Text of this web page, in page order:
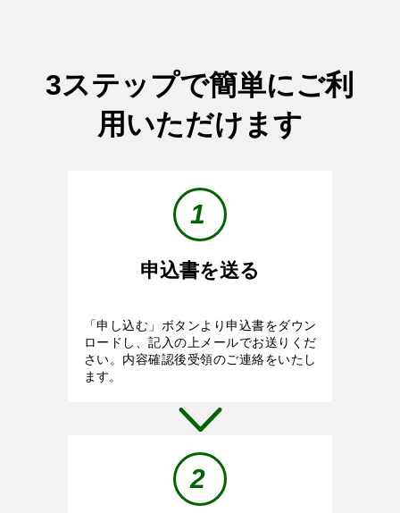
3ステップで簡単にご利
用いただけます
1
申込書を送る
「申し込む」ボタンより申込書をダウン
ロードし、記入の上メールでお送りくだ
さい。内容確認後受領のご連絡をいたし
ます。
2